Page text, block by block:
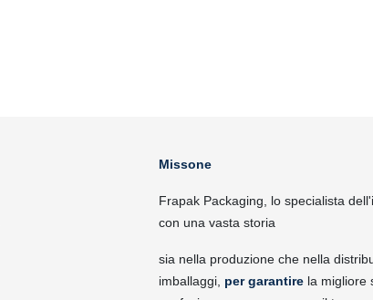
Missone
Frapak Packaging, lo specialista
con una vasta storia
sia nella produzione che nella
imballaggi, per garantire la migliore